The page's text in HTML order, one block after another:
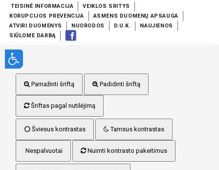
TEISINĖ INFORMACIJA
VEIKLOS SRITYS
KORUPCIJOS PREVENCIJA
ASMENS DUOMENŲ APSAUGA
ATVIRI DUOMENYS
NUORODOS D.U.K.
NAUJIENOS
SIŪLOME DARBĄ
Pamažinti šriftą Padidinti šriftą
Šriftas pagal nutilėjimą
Šviesus kontrastas Tamsus kontrastas
Nespalvuotai Nuimti kontrasto pakeitimus